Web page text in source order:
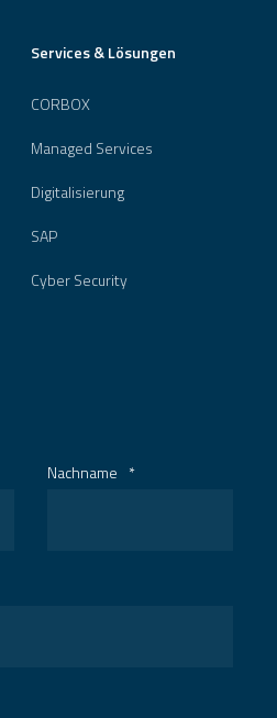
Services & Lösungen
CORBOX
Managed Services
Digitalisierung
SAP
Cyber Security
Nachname *